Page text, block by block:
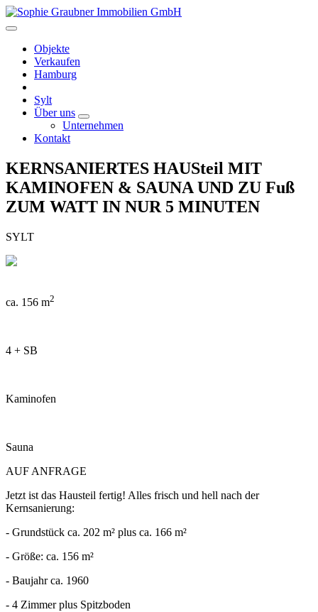
Objekte
Verkaufen
Hamburg
Sylt
Über uns
Unternehmen
Kontakt
KERNSANIERTES HAUSteil MIT
KAMINOFEN & SAUNA UND ZU Fuß
ZUM WATT IN NUR 5 MINUTEN
SYLT
ca. 156 m2
4 + SB
Kaminofen
Sauna
AUF ANFRAGE
Jetzt ist das Hausteil fertig! Alles frisch und hell nach der
Kernsanierung:
- Grundstück ca. 202 m² plus ca. 166 m²
- Größe: ca. 156 m²
- Baujahr ca. 1960
- 4 Zimmer plus Spitzboden